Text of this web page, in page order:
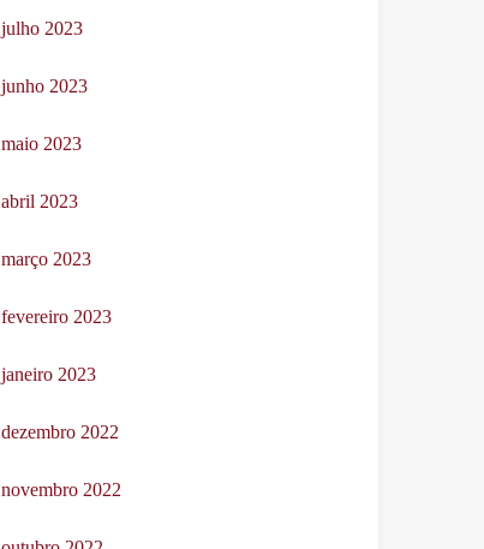
julho 2023
junho 2023
maio 2023
abril 2023
março 2023
fevereiro 2023
janeiro 2023
dezembro 2022
novembro 2022